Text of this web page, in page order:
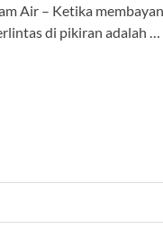
Air – Ketika
di pikiran adalah …